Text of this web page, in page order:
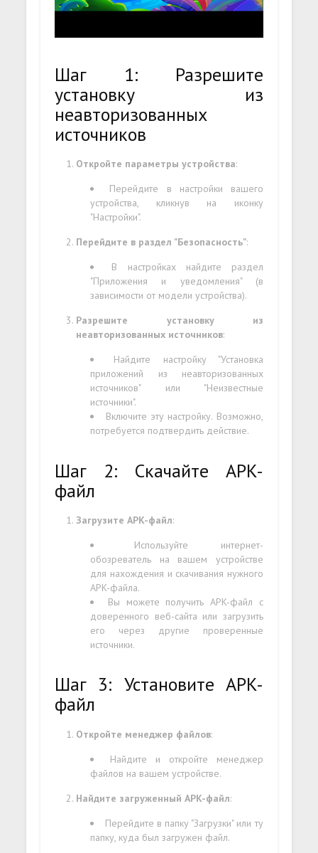
Шаг 1: Разрешите
установку из
неавторизованных
источников
Откройте параметры устройства:
Перейдите в настройки вашего
устройства, кликнув на иконку
"Настройки".
Перейдите в раздел "Безопасность":
В настройках найдите раздел
"Приложения и уведомления" (в
зависимости от модели устройства).
Разрешите установку из
неавторизованных источников:
Найдите настройку "Установка
приложений из неавторизованных
источников" или "Неизвестные
источники".
Включите эту настройку. Возможно,
потребуется подтвердить действие.
Шаг 2: Скачайте APK-
файл
Загрузите APK-файл:
Используйте интернет-
обозреватель на вашем устройстве
для нахождения и скачивания нужного
APK-файла.
Вы можете получить APK-файл с
доверенного веб-сайта или загрузить
его через другие проверенные
источники.
Шаг 3: Установите APK-
файл
Откройте менеджер файлов:
Найдите и откройте менеджер
файлов на вашем устройстве.
Найдите загруженный APK-файл:
Перейдите в папку "Загрузки" или ту
папку, куда был загружен файл.